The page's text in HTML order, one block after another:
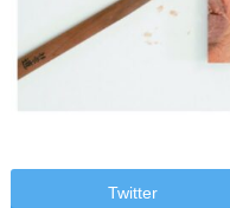
Twitter